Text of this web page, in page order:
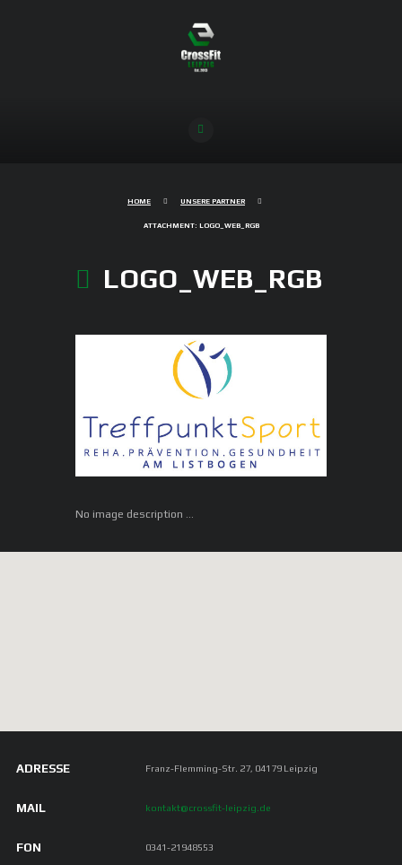
HOME UNSERE PARTNER
ATTACHMENT: LOGO_WEB_RGB
LOGO_WEB_RGB
No image description ...
ADRESSE Franz-Flemming-Str. 27, 04179 Leipzig
MAIL kontakt@crossfit-leipzig.de
FON 0341-21948553